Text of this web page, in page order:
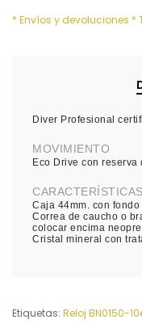
* Envíos y devoluciones *
Diver Profesional
MOVIMIENTO
Eco Drive con
CARACTERÍSTICAS
Caja 44mm. con
Correa de caucho o
colocar encima
Cristal mineral con
Etiquetas: Reloj BN0150-